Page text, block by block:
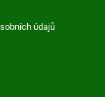
údajů